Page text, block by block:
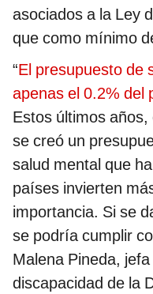
asociados a la Ley
que como mínimo
“El presupuesto de
apenas el 0.2% del
Estos últimos
se creó un
salud mental que
países invierten
importancia. Si se
se podría cumplir
Malena Pineda,
discapacidad de la